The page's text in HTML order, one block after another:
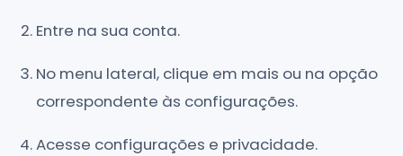
Entre na sua conta.
No menu lateral, clique em mais ou na opção
correspondente às configurações.
Acesse configurações e privacidade.